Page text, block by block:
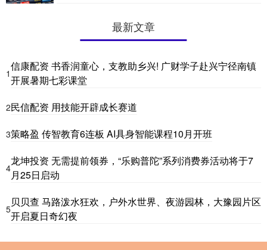
最新文章
1
信康配资 书香润童心，支教助乡兴! 广财学子赴兴宁径南镇
开展暑期七彩课堂
2民信配资 用技能开辟成长赛道
3策略盈 传智教育6连板 AI具身智能课程10月开班
4
龙坤投资 无需提前领券，“乐购普陀”系列消费券活动将于7
月25日启动
5
贝贝查 马路泼水狂欢，户外水世界、夜游园林，大豫园片区
开启夏日奇幻夜